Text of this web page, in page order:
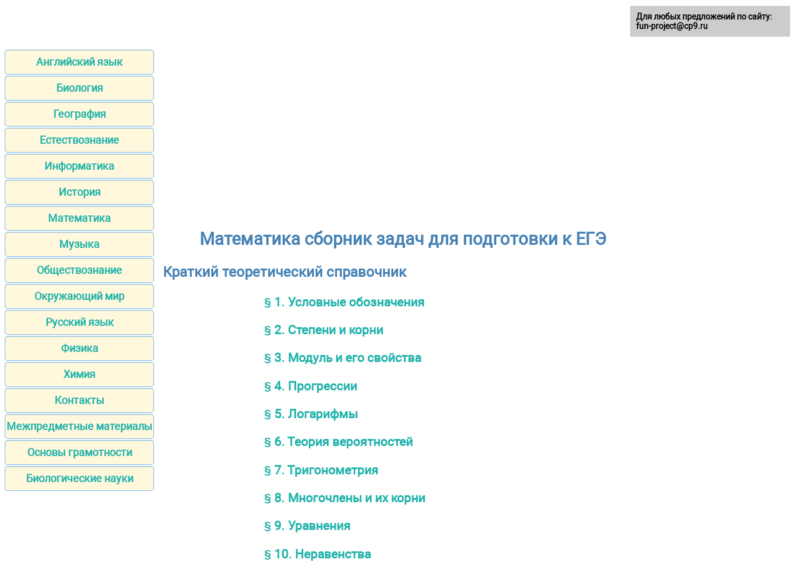
Английский язык
Биология
География
Естествознание
Информатика
История
Математика
Музыка
Обществознание
Окружающий мир
Русский язык
Физика
Химия
Контакты
Межпредметные материалы
Основы грамотности
Биологические науки
Математика сборник задач для подготовки к ЕГЭ
Краткий теоретический справочник
§ 1. Условные обозначения
§ 2. Степени и корни
§ 3. Модуль и его свойства
§ 4. Прогрессии
§ 5. Логарифмы
§ 6. Теория вероятностей
§ 7. Тригонометрия
§ 8. Многочлены и их корни
§ 9. Уравнения
§ 10. Неравенства
Для любых предложений по сайту:
fun-project@cp9.ru